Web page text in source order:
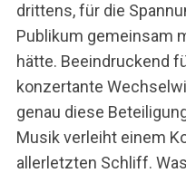
drittens, für die
Publikum gemeinsam
hätte. Beeindruckend
konzertante
genau diese
Musik verleiht einem
allerletzten Schliff.